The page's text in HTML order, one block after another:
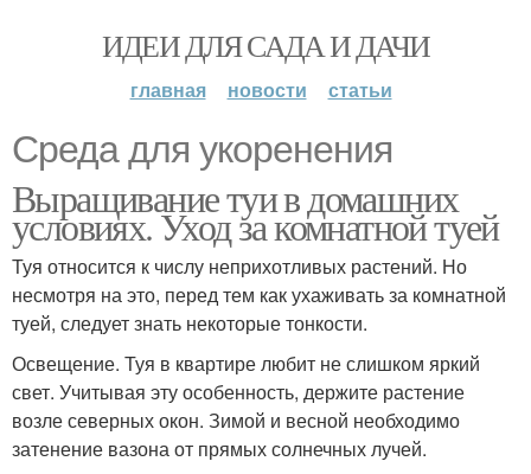
ИДЕИ ДЛЯ САДА И ДАЧИ
главная новости статьи
Среда для укоренения
Выращивание туи в домашних
условиях. Уход за комнатной туей
Туя относится к числу неприхотливых растений. Но
несмотря на это, перед тем как ухаживать за комнатной
туей, следует знать некоторые тонкости.
Освещение. Туя в квартире любит не слишком яркий
свет. Учитывая эту особенность, держите растение
возле северных окон. Зимой и весной необходимо
затенение вазона от прямых солнечных лучей.